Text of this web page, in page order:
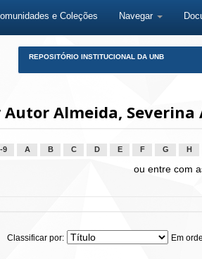
e Coleções Navegar
REPOSITÓRIO INSTITUCIONAL DA UNB
Almeida, Severina
9 A B C D E F G H
ou entre com
Classificar por: Em